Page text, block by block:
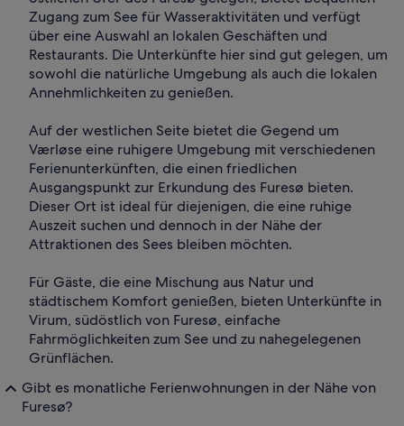
Zugang zum See für Wasseraktivitäten und verfügt
über eine Auswahl an lokalen Geschäften und
Restaurants. Die Unterkünfte hier sind gut gelegen, um
sowohl die natürliche Umgebung als auch die lokalen
Annehmlichkeiten zu genießen.
Auf der westlichen Seite bietet die Gegend um
Værløse eine ruhigere Umgebung mit verschiedenen
Ferienunterkünften, die einen friedlichen
Ausgangspunkt zur Erkundung des Furesø bieten.
Dieser Ort ist ideal für diejenigen, die eine ruhige
Auszeit suchen und dennoch in der Nähe der
Attraktionen des Sees bleiben möchten.
Für Gäste, die eine Mischung aus Natur und
städtischem Komfort genießen, bieten Unterkünfte in
Virum, südöstlich von Furesø, einfache
Fahrmöglichkeiten zum See und zu nahegelegenen
Grünflächen.
Gibt es monatliche Ferienwohnungen in der Nähe von
Furesø?